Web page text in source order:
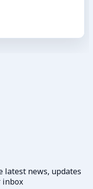
latest news, updates
inbox